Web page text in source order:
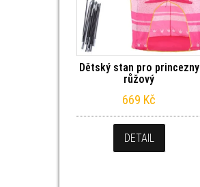
Dětský stan pro princezny
růžový
669 Kč
DETAIL